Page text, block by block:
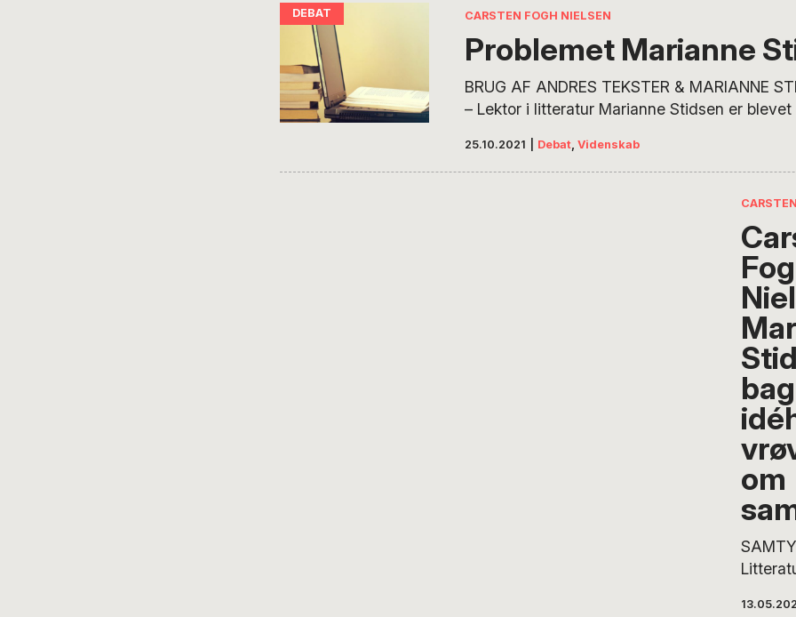
citat- og henvisningspraksis som
CARSTEN FOGH NIELSEN
Problemet Marianne
BRUG AF ANDRES TEKSTER & MARIANNE
– Lektor i litteratur Marianne Stidsen er
debatbogen Køn og Identitet. Ekstern lektor
Carsten Fogh Nielsen, der opdagede og
citat- og henvisningspraksis som
25.10.2021 Debat, Videnskab
bag
om
en